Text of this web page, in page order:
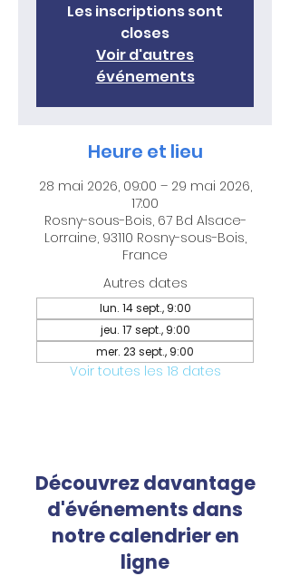
Les inscriptions sont
closes
Voir d'autres
événements
Heure et lieu
28 mai 2026, 09:00 – 29 mai 2026,
17:00
Rosny-sous-Bois, 67 Bd Alsace-
Lorraine, 93110 Rosny-sous-Bois,
France
Autres dates
lun. 14 sept., 9:00
jeu. 17 sept., 9:00
mer. 23 sept., 9:00
Voir toutes les 18 dates
Découvrez davantage
d'événements dans
notre calendrier en
ligne